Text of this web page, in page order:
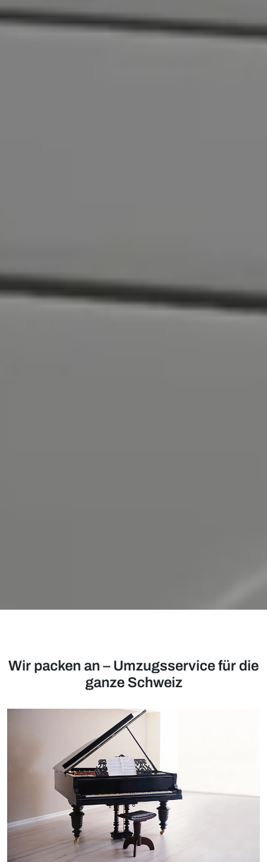
Wir packen an – Umzugsservice für die
ganze Schweiz​